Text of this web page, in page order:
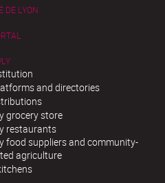
DE LYON
and directories
grocery store
restaurants
food suppliers and community-
agriculture